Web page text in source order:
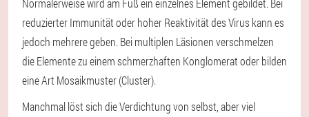
reduzierter Immunität oder hoher Reaktivität des Virus kann es
jedoch mehrere geben. Bei multiplen Läsionen verschmelzen
die Elemente zu einem schmerzhaften Konglomerat oder bilden
eine Art Mosaikmuster (Cluster).
Manchmal löst sich die Verdichtung von selbst, aber viel